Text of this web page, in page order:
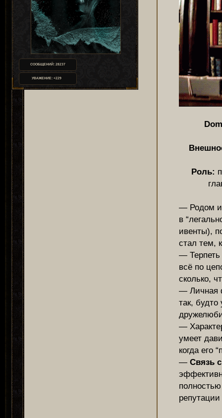
СООБЩЕНИЙ: 28237
УВАЖЕНИЕ: +229
Роль:
— Родом
в
ивенты),
стал тем,
— Терпеть
всё по
сколько,
— Личная
так,
—
умеет
когда его
— Связь